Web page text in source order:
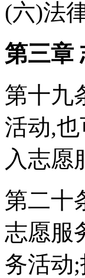
(六)法
第三章
第十九
活动,
入志愿
第二十
志愿服
务活动